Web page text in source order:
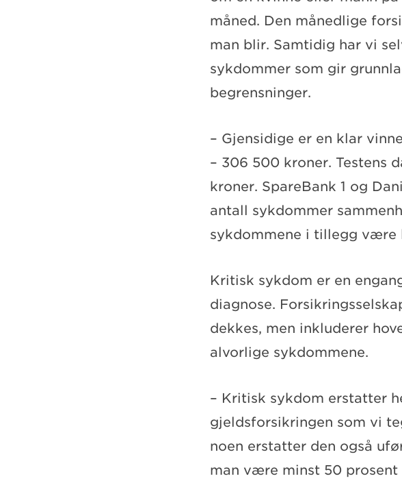
måned. Den månedlige
man blir. Samtidig har vi
sykdommer som gir
begrensninger.
– Gjensidige er en klar
– 306 500 kroner. Testens
kroner. SpareBank 1 og
antall sykdommer
sykdommene i tillegg være
Kritisk sykdom er en
diagnose.
dekkes, men inkluderer
alvorlige sykdommene.
– Kritisk sykdom erstatter
gjeldsforsikringen som vi
noen erstatter den også
man være minst 50